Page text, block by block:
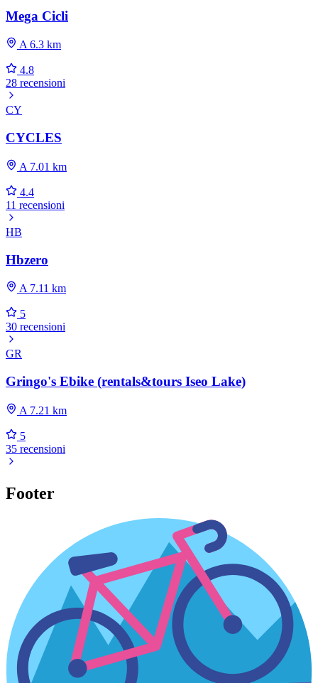
Mega Cicli
A 6.3 km
4.8
28 recensioni
CY
CYCLES
A 7.01 km
4.4
11 recensioni
HB
Hbzero
A 7.11 km
5
30 recensioni
GR
Gringo's Ebike (rentals&tours Iseo Lake)
A 7.21 km
5
35 recensioni
Footer